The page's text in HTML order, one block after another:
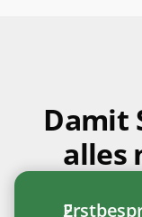
Damit
alles